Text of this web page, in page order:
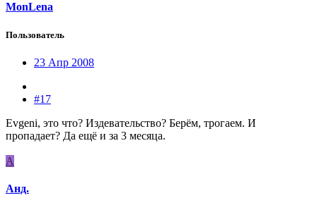
MonLena
Пользователь
23 Апр 2008
#17
Evgeni, это что? Издевательство? Берём, трогаем. И
пропадает? Да ещё и за 3 месяца.
А
Анд.